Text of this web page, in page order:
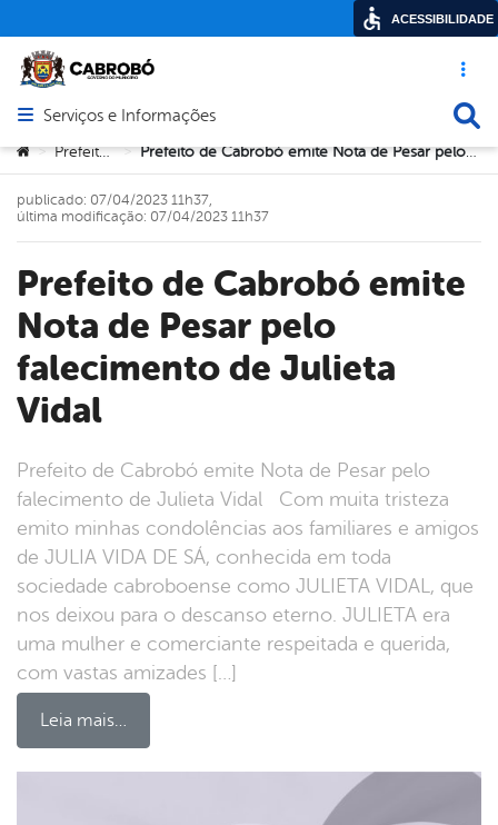
Acesso
Abrir menu principal de navegação
Serviços e Informações
Você está aqui:
> Prefeitura > Prefeito de Cabrobó emite Nota de Pesar pelo falecimento de Julieta Vidal
Prefeito de Cabrobó emite
Nota de Pesar pelo
falecimento de Julieta
Vidal
Prefeito de Cabrobó emite Nota de Pesar pelo
falecimento de Julieta Vidal Com muita tristeza
emito minhas condolências aos familiares e amigos
de JULIA VIDA DE SÁ, conhecida em toda
sociedade cabroboense como JULIETA VIDAL, que
nos deixou para o descanso eterno. JULIETA era
uma mulher e comerciante respeitada e querida,
com vastas amizades […]
Leia mais…
publicado: 07/04/2023 11h37,
última modificação: 07/04/2023 11h37
ACESSIBILIDADE